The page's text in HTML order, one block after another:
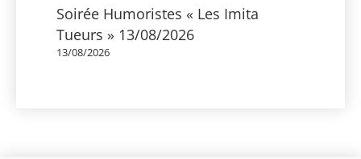
Soirée Humoristes « Les Imita
Tueurs » 13/08/2026
13/08/2026